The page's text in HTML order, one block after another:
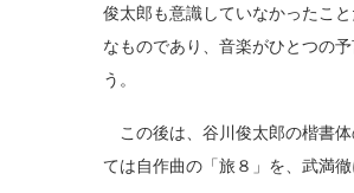
俊太郎も意識していなかったこ
なものであり、音楽がひとつの
う。
この後は、谷川俊太郎の楷書
ては自作曲の「旅８」を、武満